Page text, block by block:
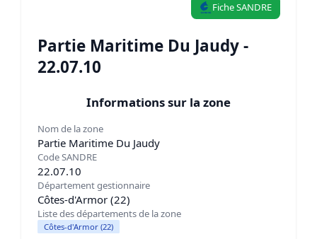
Fiche SANDRE
Partie Maritime Du Jaudy -
22.07.10
Informations sur la zone
Nom de la zone
Partie Maritime Du Jaudy
Code SANDRE
22.07.10
Département gestionnaire
Côtes-d'Armor (22)
Liste des départements de la zone
Côtes-d'Armor (22)